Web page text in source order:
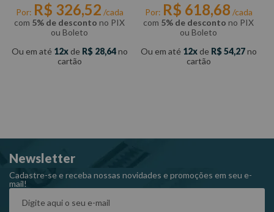
Por: R$ 326,52 /cada
com 5% de desconto no PIX
ou Boleto
Ou em até 12 de R$ 28,64no
cartão
Por: R$ 618,68 /cada
com 5% de desconto no PIX
ou Boleto
Ou em até 12 de R$ 54,27no
cartão
Newsletter
Cadastre-se e receba nossas novidades e promoções em seu e-
mail!